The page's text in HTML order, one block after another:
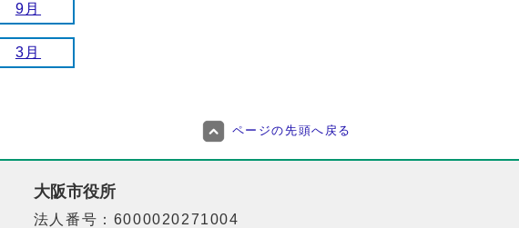
9月
3月
ページの先頭へ戻る
大阪市役所
法人番号：6000020271004